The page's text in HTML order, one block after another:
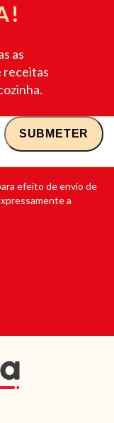
as
receitas
efeito de envio de
a